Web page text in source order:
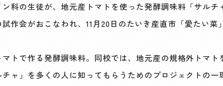
科の生徒が、地元産トマトを使った発酵調味料「サル
作会がおこなわれ、11月20日のたいき産直市「愛たい
マトで作る発酵調味料。同校では、地元産の規格外トマ
ャ」を多くの人に知ってもらうためのプロジェクトの一